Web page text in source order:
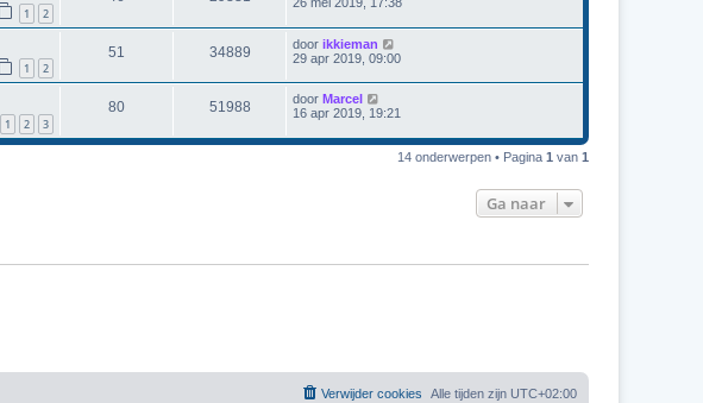
1 2
1 2
51 34889 door ikkieman
29 apr 2019, 09:00
1 2 3
80 51988 door Marcel
16 apr 2019, 19:21
14 onderwerpen • Pagina 1 van 1
Ga naar
Alle tijden zijn UTC+02:00
Verwijder cookies